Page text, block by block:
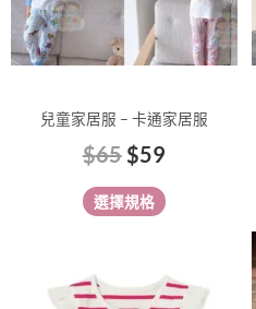
兒童家居服 – 卡通家居服
$65$59
選擇規格
在
產
選
擇
選
品